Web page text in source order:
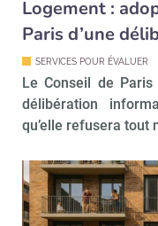
Logement :
Paris d’une
SERVICES POUR ÉVALUER
Le Conseil de
délibération
qu’elle refusera tout
Non merci, je
!